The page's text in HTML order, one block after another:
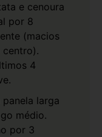
e cenoura
por 8
(macios
centro).
4
larga
médio.
por 3